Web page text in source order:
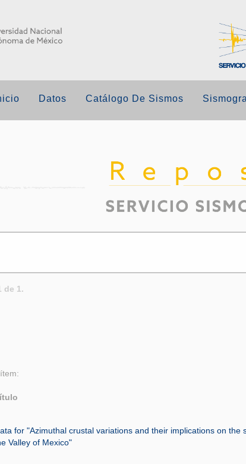
Datos Catálogo De Sismos
de 1.
for "Azimuthal crustal variations and their implications on the
Valley of Mexico"